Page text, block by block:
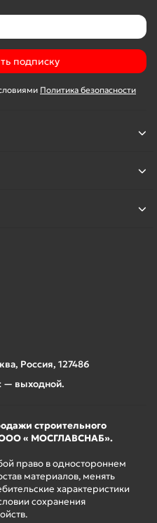
подписку
Политика безопасности
Россия, 127486
— выходной.
строительного
ООО « МОСГЛАВСНАБ».
право в одностороннем
материалов, менять
характеристики
сохранения